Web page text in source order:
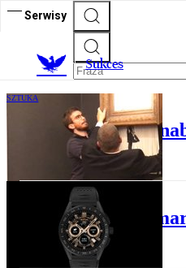
Serwisy
Sukces
SZTUKA
Banksy przyciąga
Nowy